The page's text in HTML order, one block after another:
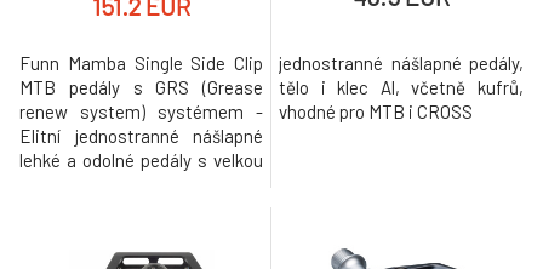
151.2 EUR
Funn Mamba Single Side Clip
MTB pedály s GRS (Grease
renew system) systémem -
Elitní jednostranné nášlapné
lehké a odolné pedály s velkou
promazání bez nutnosti
jednostranné nášlapné pedály,
tělo i klec Al, včetně kufrů,
vhodné pro MTB i CROSS